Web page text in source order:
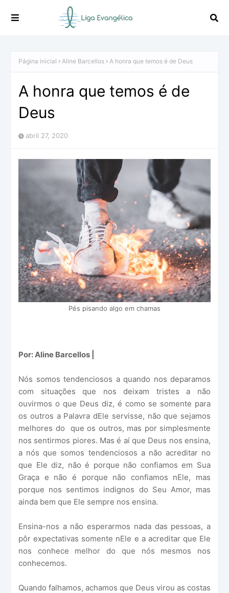
Página inicial Aline Barcellos A honra que temos é de Deus
A honra que temos é de
Deus
abril 27, 2020
Pés pisando algo em chamas
Por: Aline Barcellos
Nós somos tendenciosos a quando nos deparamos
com situações que nos deixam tristes a não
ouvirmos o que Deus diz, é como se somente para
os outros a Palavra dEle servisse, não que sejamos
melhores do
que os outros, mas por simplesmente
nos sentirmos piores. Mas é aí que Deus nos ensina,
a nós que somos tendenciosos a não acreditar no
que Ele diz, não é porque não confiamos em Sua
Graça e não é porque não confiamos nEle, mas
porque nos sentimos indignos do Seu Amor, mas
ainda bem que Ele sempre nos ensina.
Ensina-nos a não esperarmos nada das pessoas, a
pôr expectativas somente nEle e a acreditar que Ele
nos conhece melhor do que nós mesmos nos
conhecemos.
Quando falhamos, achamos que Deus virou as costas